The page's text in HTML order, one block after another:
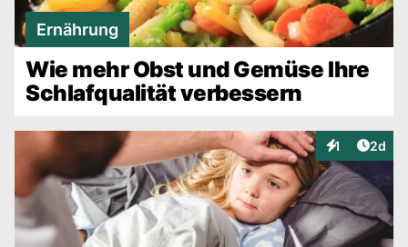
Ernährung
Wie mehr Obst und Gemüse Ihre
Schlafqualität verbessern
1
Interaktionen
2d